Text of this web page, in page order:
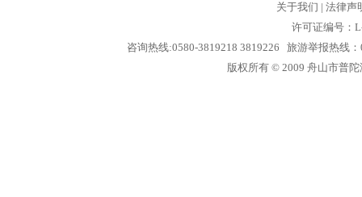
关于我们 | 法律声
许可证编号：
咨询热线:0580-3819218 3819226 旅游举报热线
版权所有 © 2009 舟山市普